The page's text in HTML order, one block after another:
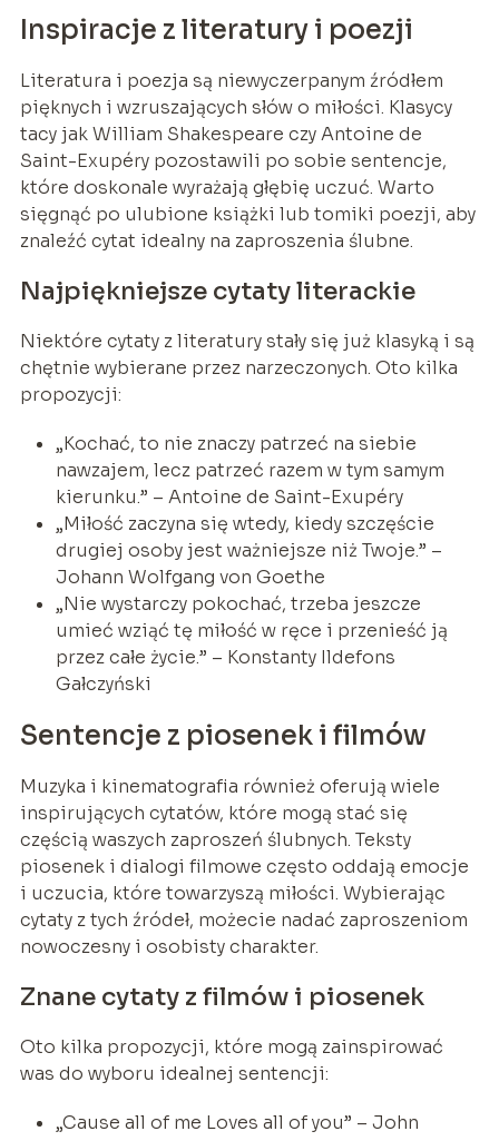
Inspiracje z literatury i poezji
Literatura i poezja są niewyczerpanym źródłem
pięknych i wzruszających słów o miłości. Klasycy
tacy jak William Shakespeare czy Antoine de
Saint-Exupéry pozostawili po sobie sentencje,
które doskonale wyrażają głębię uczuć. Warto
sięgnąć po ulubione książki lub tomiki poezji, aby
znaleźć cytat idealny na zaproszenia ślubne.
Najpiękniejsze cytaty literackie
Niektóre cytaty z literatury stały się już klasyką i są
chętnie wybierane przez narzeczonych. Oto kilka
propozycji:
„Kochać, to nie znaczy patrzeć na siebie
nawzajem, lecz patrzeć razem w tym samym
kierunku.” – Antoine de Saint-Exupéry
„Miłość zaczyna się wtedy, kiedy szczęście
drugiej osoby jest ważniejsze niż Twoje.” –
Johann Wolfgang von Goethe
„Nie wystarczy pokochać, trzeba jeszcze
umieć wziąć tę miłość w ręce i przenieść ją
przez całe życie.” – Konstanty Ildefons
Gałczyński
Sentencje z piosenek i filmów
Muzyka i kinematografia również oferują wiele
inspirujących cytatów, które mogą stać się
częścią waszych zaproszeń ślubnych. Teksty
piosenek i dialogi filmowe często oddają emocje
i uczucia, które towarzyszą miłości. Wybierając
cytaty z tych źródeł, możecie nadać zaproszeniom
nowoczesny i osobisty charakter.
Znane cytaty z filmów i piosenek
Oto kilka propozycji, które mogą zainspirować
was do wyboru idealnej sentencji:
„Cause all of me Loves all of you” – John